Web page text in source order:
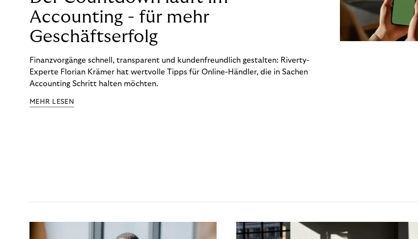
Accounting - für mehr
Geschäftserfolg
Finanzvorgänge schnell, transparent und kundenfreundlich gestalten: Riverty-
Experte Florian Krämer hat wertvolle Tipps für Online-Händler, die in Sachen
Accounting Schritt halten möchten.
MEHR LESEN